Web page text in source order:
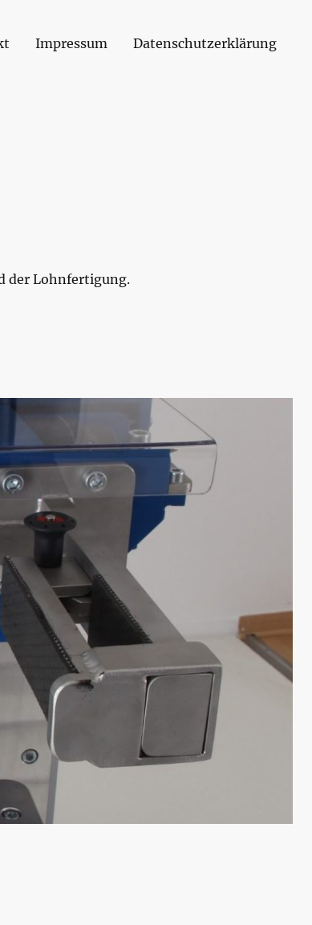
Impressum Datenschutzerklärung
der Lohnfertigung.